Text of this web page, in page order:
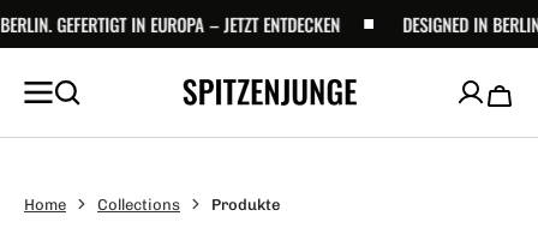
IN EUROPA – JETZT ENTDECKEN DESIGNED IN BERLIN.
Home Collections Produkte